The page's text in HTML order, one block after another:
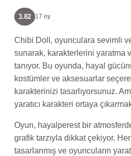
3.82 17 oy
Chibi Doll, oyunculara sevimli
sunarak, karakterlerini yaratma
tanıyor. Bu oyunda, hayal
kostümler ve aksesuarlar
karakterinizi tasarlıyorsunuz.
yaratıcı karakteri ortaya
Oyun, hayalperest bir
grafik tarzıyla dikkat çekiyor.
tasarlanmış ve oyuncuların